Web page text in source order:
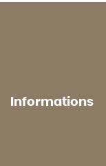
Informations